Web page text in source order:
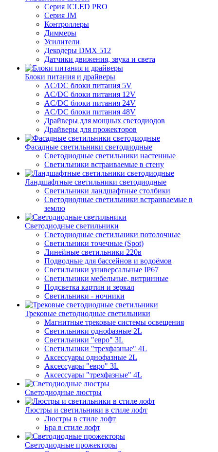
Серия ICLED PRO
Серия JM
Контроллеры
Диммеры
Усилители
Декодеры DMX 512
Датчики движения, звука и света
Блоки питания и драйверы
AC/DC блоки питания 5V
AC/DC блоки питания 12V
AC/DC блоки питания 24V
AC/DC блоки питания 48V
Драйверы для мощных светодиодов
Драйверы для прожекторов
Фасадные светильники светодиодные
Светодиодные светильники настенные
Светильники встраиваемые в стену
Ландшафтные светильники светодиодные
Светильники ландшафтные столбики
Светодиодные светильники встраиваемые в
землю
Светодиодные светильники
Светодиодные светильники потолочные
Светильники точечные (Spot)
Линейные светильники 220в
Подводные для бассейнов и водоёмов
Светильники универсальные IP67
Светильники мебельные, витринные
Подсветка картин и зеркал
Светильники - ночники
Трековые светодиодные светильники
Магнитные трековые системы освещения
Светильники однофазные 2L
Светильники "евро" 3L
Светильники "трехфазные" 4L
Аксессуары однофазные 2L
Аксессуары "евро" 3L
Аксессуары "трехфазные" 4L
Светодиодные люстры
Люстры и светильники в стиле лофт
Люстры в стиле лофт
Бра в стиле лофт
Светодиодные прожекторы